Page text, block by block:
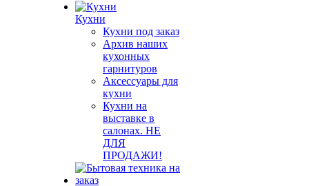
Кухни
Кухни под заказ
Архив наших
кухонных
гарнитуров
Аксессуары для
кухни
Кухни на
выставке в
салонах. НЕ
ДЛЯ
ПРОДАЖИ!